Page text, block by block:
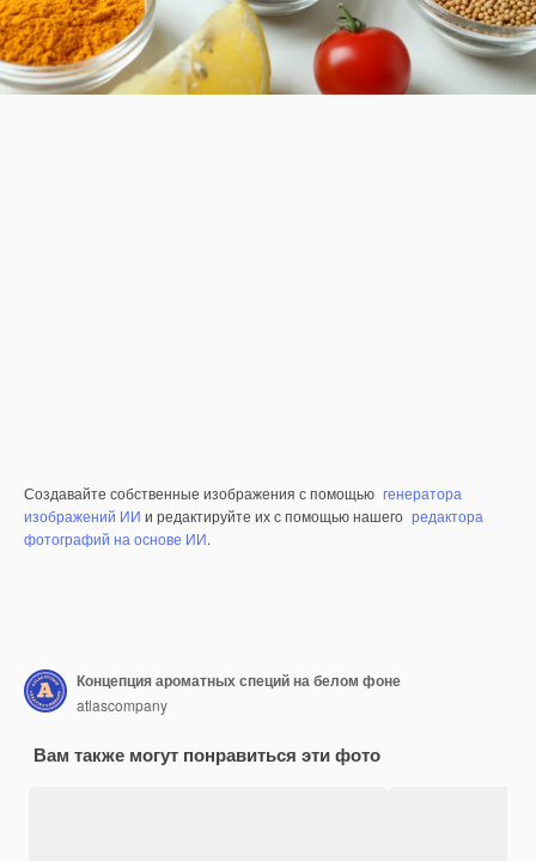
Создавайте собственные изображения с помощью генератора
изображений ИИ и редактируйте их с помощью нашего редактора
фотографий на основе ИИ.
Концепция ароматных специй на белом фоне
atlascompany
Вам также могут понравиться эти фото